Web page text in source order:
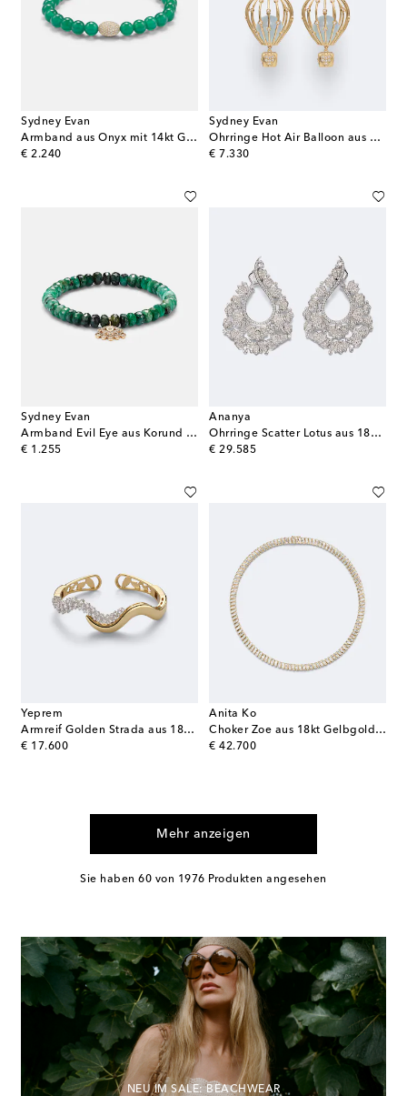
Sydney Evan
Armband aus Onyx mit 14kt Gelbgold und Diamanten
€ 2.240
original price
Sydney Evan
Ohrringe Hot Air Balloon aus 14kt Gelbgold mit Diamanten und Aquamarin
€ 7.330
original price
Sydney Evan
Armband Evil Eye aus Korund mit 14kt Gelbgold und Diamanten
€ 1.255
original price
Ananya
Ohrringe Scatter Lotus aus 18kt Weißgold mit Diamanten
€ 29.585
original price
Yeprem
Armreif Golden Strada aus 18kt Gelbgold mit Diamanten
€ 17.600
original price
Anita Ko
Choker Zoe aus 18kt Gelbgold mit Diamanten
€ 42.700
original price
Mehr anzeigen
Sie haben 60 von 1976 Produkten angesehen
NEU IM SALE: BEACHWEAR